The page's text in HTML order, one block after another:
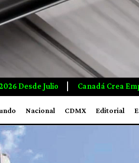
A Mayor Ritmo Que EUA,
Nacional CDMX Editorial